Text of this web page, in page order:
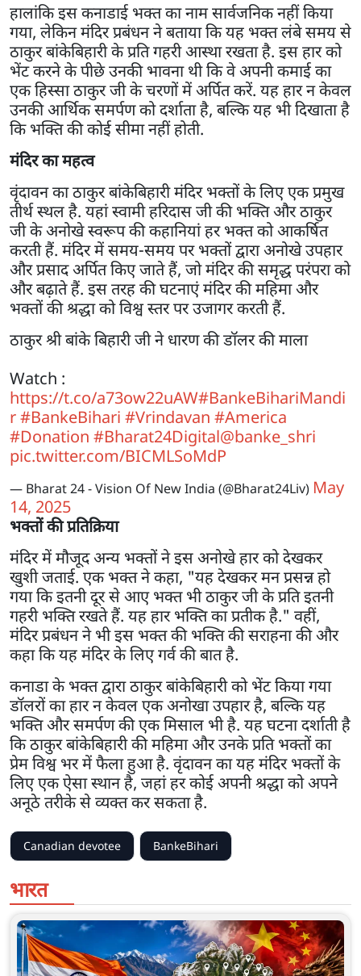
हालांकि इस कनाडाई भक्त का नाम सार्वजनिक नहीं किया
गया, लेकिन मंदिर प्रबंधन ने बताया कि यह भक्त लंबे समय से
ठाकुर बांकेबिहारी के प्रति गहरी आस्था रखता है. इस हार को
भेंट करने के पीछे उनकी भावना थी कि वे अपनी कमाई का
एक हिस्सा ठाकुर जी के चरणों में अर्पित करें. यह हार न केवल
उनकी आर्थिक समर्पण को दर्शाता है, बल्कि यह भी दिखाता है
कि भक्ति की कोई सीमा नहीं होती.
मंदिर का महत्व
वृंदावन का ठाकुर बांकेबिहारी मंदिर भक्तों के लिए एक प्रमुख
तीर्थ स्थल है. यहां स्वामी हरिदास जी की भक्ति और ठाकुर
जी के अनोखे स्वरूप की कहानियां हर भक्त को आकर्षित
करती हैं. मंदिर में समय-समय पर भक्तों द्वारा अनोखे उपहार
और प्रसाद अर्पित किए जाते हैं, जो मंदिर की समृद्ध परंपरा को
और बढ़ाते हैं. इस तरह की घटनाएं मंदिर की महिमा और
भक्तों की श्रद्धा को विश्व स्तर पर उजागर करती हैं.
ठाकुर श्री बांके बिहारी जी ने धारण की डॉलर की माला
Watch :
https://t.co/a73ow22uAW#BankeBihariMandi
r#BankeBihari #Vrindavan #America
#Donation #Bharat24Digital@banke_shri
pic.twitter.com/BICMLSoMdP
— Bharat 24 - Vision Of New India (@Bharat24Liv) May
14, 2025
भक्तों की प्रतिक्रिया
मंदिर में मौजूद अन्य भक्तों ने इस अनोखे हार को देखकर
खुशी जताई. एक भक्त ने कहा, "यह देखकर मन प्रसन्न हो
गया कि इतनी दूर से आए भक्त भी ठाकुर जी के प्रति इतनी
गहरी भक्ति रखते हैं. यह हार भक्ति का प्रतीक है." वहीं,
मंदिर प्रबंधन ने भी इस भक्त की भक्ति की सराहना की और
कहा कि यह मंदिर के लिए गर्व की बात है.
कनाडा के भक्त द्वारा ठाकुर बांकेबिहारी को भेंट किया गया
डॉलरों का हार न केवल एक अनोखा उपहार है, बल्कि यह
भक्ति और समर्पण की एक मिसाल भी है. यह घटना दर्शाती है
कि ठाकुर बांकेबिहारी की महिमा और उनके प्रति भक्तों का
प्रेम विश्व भर में फैला हुआ है. वृंदावन का यह मंदिर भक्तों के
लिए एक ऐसा स्थान है, जहां हर कोई अपनी श्रद्धा को अपने
अनूठे तरीके से व्यक्त कर सकता है.
Canadian devotee BankeBihari
भारत